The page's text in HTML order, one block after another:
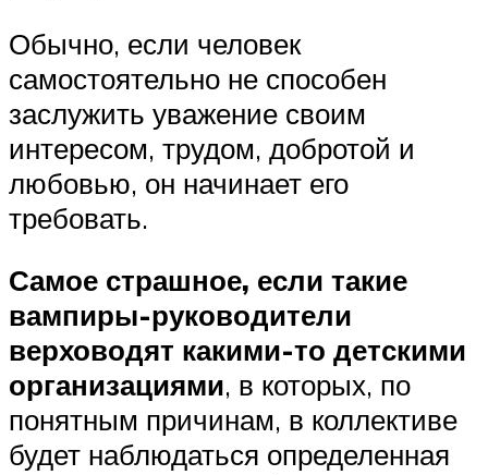
Обычно, если человек
самостоятельно не способен
заслужить уважение своим
интересом, трудом, добротой и
любовью, он начинает его
требовать.
Самое страшное, если такие
вампиры-руководители
верховодят какими-то детскими
организациями, в которых, по
понятным причинам, в коллективе
будет наблюдаться определенная